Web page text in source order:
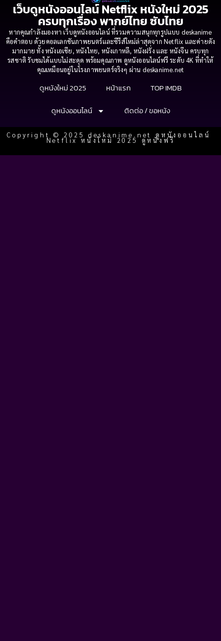
เว็บดูหนังออนไลน์ Netflix หนังใหม่ 2025
ครบทุกเรื่อง พากย์ไทย ซับไทย
หากคุณกำลังมองหา เว็บดูหนังออนไลน์ ที่รวมความสนุกทุกรูปแบบ deskanime
คือคำตอบ ด้วยคอลเลกชันภาพยนตร์และซีรีส์ใหม่ล่าสุดจาก Netflix และค่ายดัง
มากมาย ทั้ง หนังเอเชีย, หนังไทย, หนังเกาหลี, หนังฝรั่ง และ หนังจีน ครบทุก
รสชาติ รับชมได้แบบไม่สะดุด พร้อมคุณภาพ ดูหนังออนไลน์ฟรี ระดับ 4K ที่ทำให้
คุณเหมือนอยู่ในโรงภาพยนตร์จริงๆ ผ่าน deskanime.net
ดูหนังใหม่ 2025 หน้าแรก
TOP IMDB
ดูหนังออนไลน์
ติดต่อ / ขอหนัง
Copyright © 2025 deskanime.net ดูหนังออนไลน์
Netflix หนังใหม่ 2025 ดูหนังฟรี